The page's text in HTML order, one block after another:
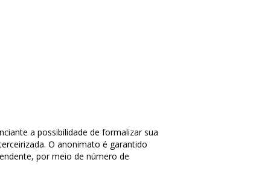
a possibilidade de formalizar sua
O anonimato é garantido
por meio de número de